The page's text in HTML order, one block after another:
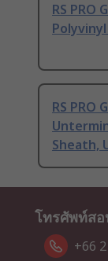
RS PRO
RS
Sheath,
โทรศัพท์ส
+66